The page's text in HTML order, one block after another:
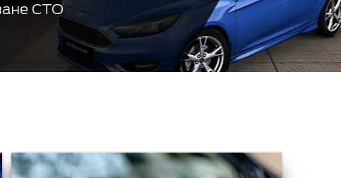
СТО